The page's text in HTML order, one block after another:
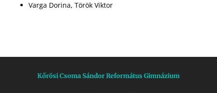
Varga Dorina, Török Viktor
Kőrösi Csoma Sándor Református Gimnázium